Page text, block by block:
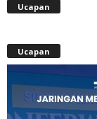
Ucapan
Ucapan